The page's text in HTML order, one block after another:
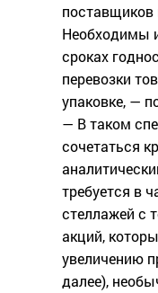
Необходимы
сроках
перевозки
упаковке, —
— В таком
сочетаться
требуется в
стеллажей с
акций,
увеличению
далее),